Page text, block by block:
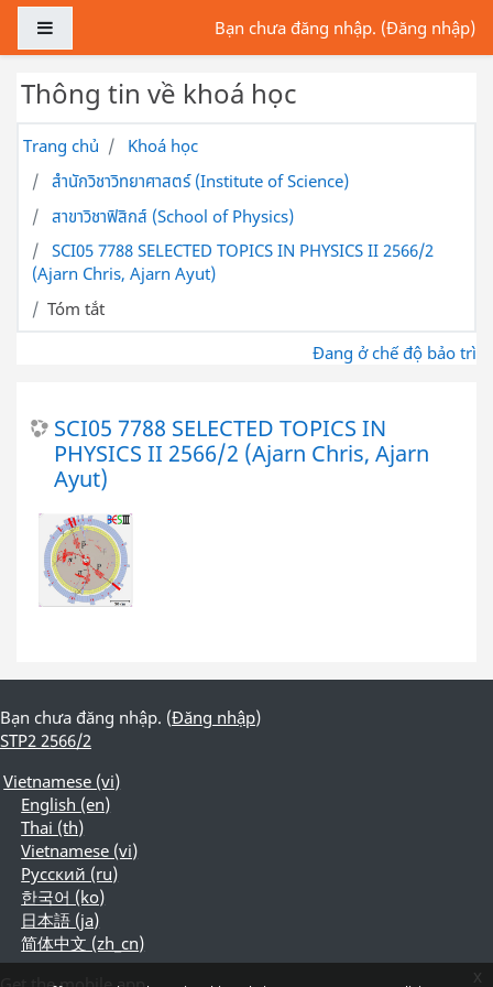
Chuyển tới nội dung chính
Bảng điều khiển cạnhBạn chưa đăng nhập. (Đăng nhập)
Thông tin về khoá học
Trang chủ
Khoá học
สำนักวิชาวิทยาศาสตร์ (Institute of Science)
สาขาวิชาฟิสิกส์ (School of Physics)
SCI05 7788 SELECTED TOPICS IN PHYSICS II 2566/2
(Ajarn Chris, Ajarn Ayut)
Tóm tắt
Đang ở chế độ bảo trì
SCI05 7788 SELECTED TOPICS IN
PHYSICS II 2566/2 (Ajarn Chris, Ajarn
Ayut)
Bạn chưa đăng nhập. (Đăng nhập)
STP2 2566/2
Vietnamese ‎(vi)‎
English ‎(en)‎
Thai ‎(th)‎
Vietnamese ‎(vi)‎
Русский ‎(ru)‎
한국어 ‎(ko)‎
日本語 ‎(ja)‎
简体中文 ‎(zh_cn)‎
x